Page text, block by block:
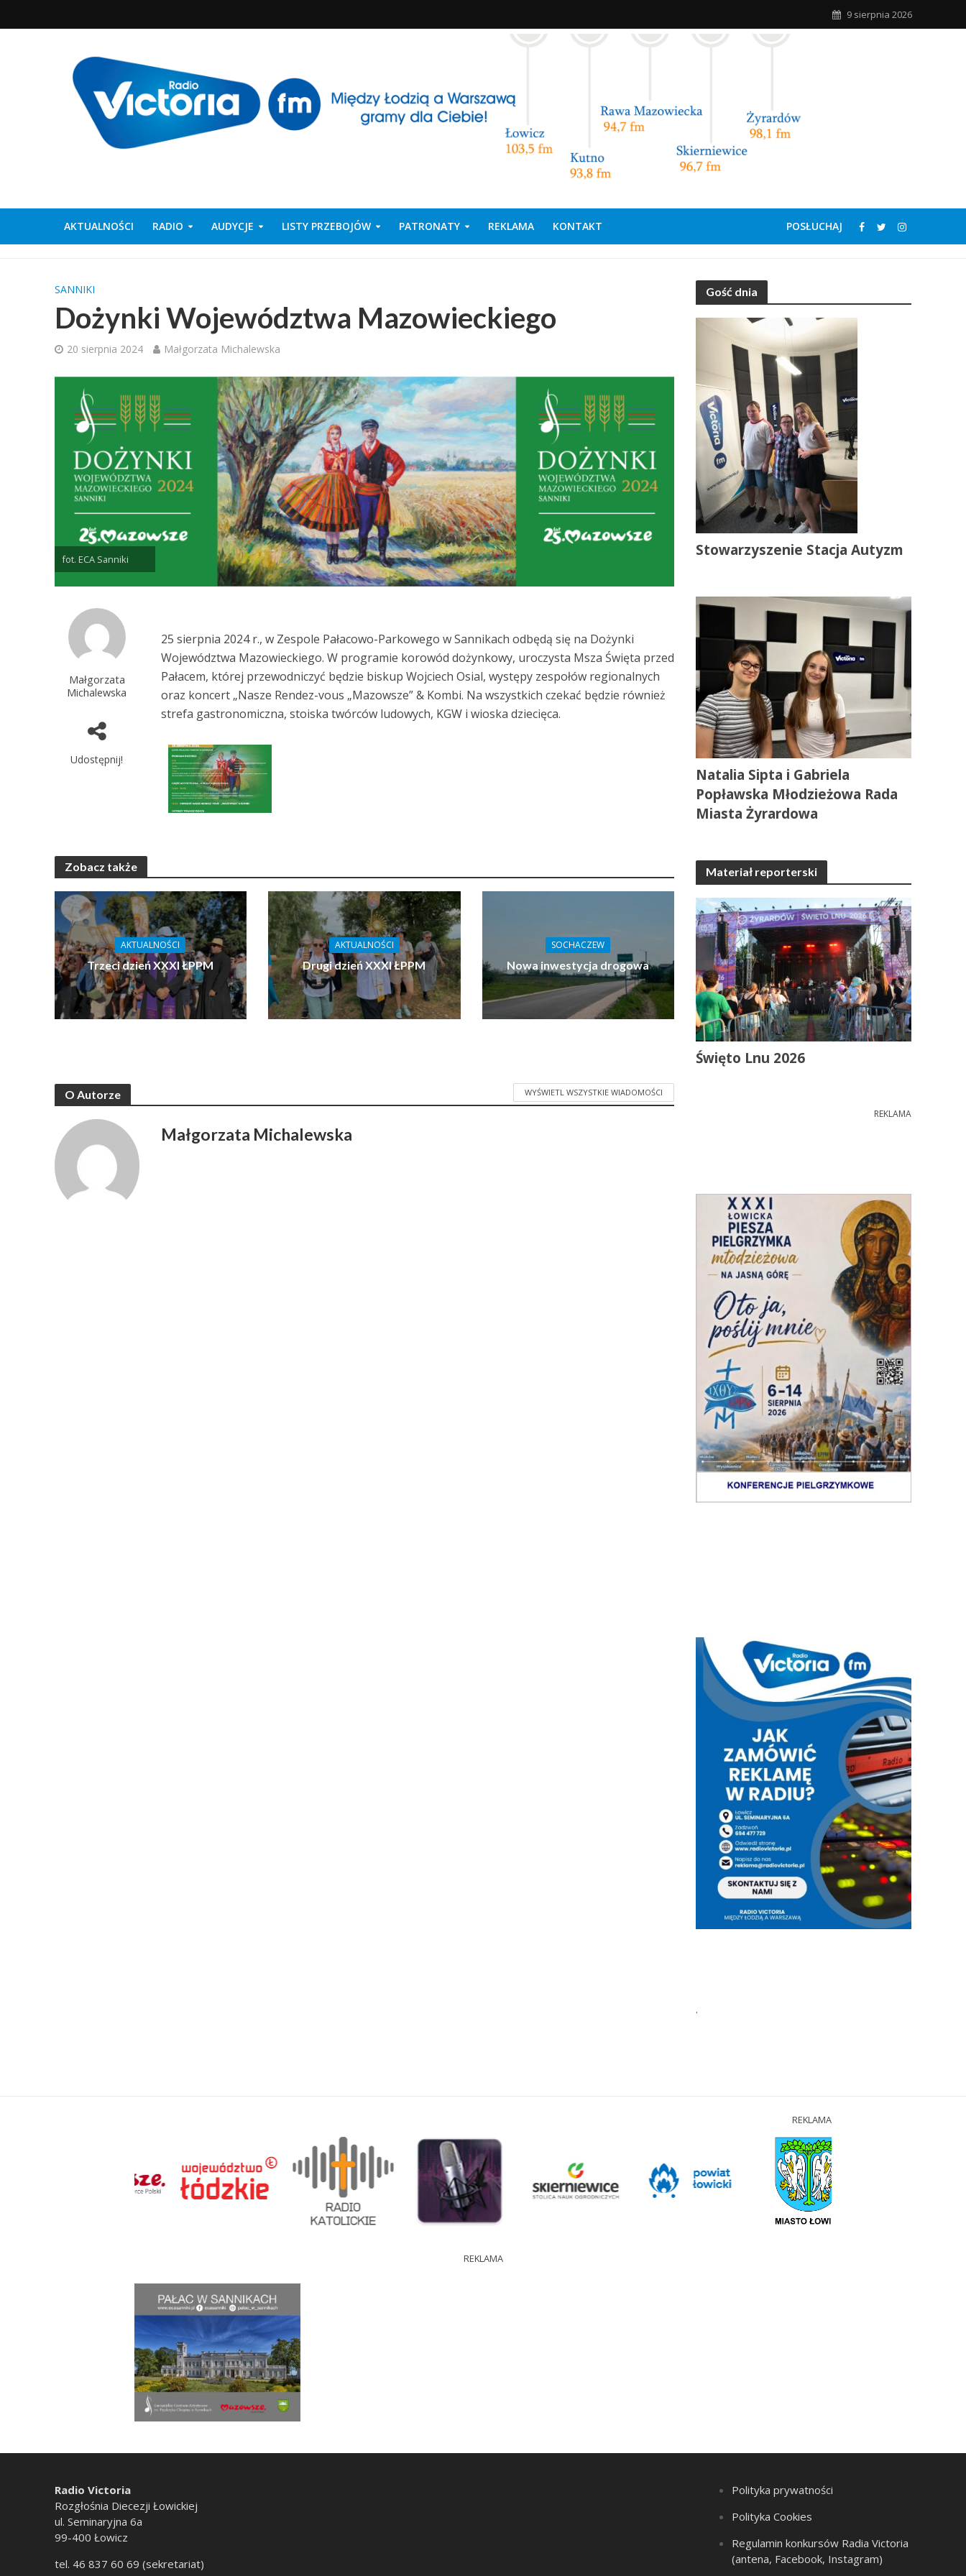
9 sierpnia 2026
AKTUALNOŚCI RADIO AUDYCJE LISTY PRZEBOJÓW PATRONATY REKLAMA KONTAKT POSŁUCHAJ
SANNIKI
Dożynki Województwa Mazowieckiego
20 sierpnia 2024 Małgorzata Michalewska
fot. ECA Sanniki
Małgorzata
Michalewska
Udostępnij!
25 sierpnia 2024 r., w Zespole Pałacowo-Parkowego w Sannikach odbędą się na Dożynki
Województwa Mazowieckiego. W programie korowód dożynkowy, uroczysta Msza Święta przed
Pałacem, której przewodniczyć będzie biskup Wojciech Osial, występy zespołów regionalnych
oraz koncert „Nasze Rendez-vous „Mazowsze” & Kombi. Na wszystkich czekać będzie również
strefa gastronomiczna, stoiska twórców ludowych, KGW i wioska dziecięca.
Zobacz także
AKTUALNOŚCI
Trzeci dzień XXXI ŁPPM
AKTUALNOŚCI
Drugi dzień XXXI ŁPPM
SOCHACZEW
Nowa inwestycja drogowa
O Autorze WYŚWIETL WSZYSTKIE WIADOMOŚCI
Małgorzata Michalewska
Gość dnia
Stowarzyszenie Stacja Autyzm
Natalia Sipta i Gabriela
Popławska Młodzieżowa Rada
Miasta Żyrardowa
Materiał reporterski
Święto Lnu 2026
REKLAMA
.
REKLAMA
REKLAMA
Radio Victoria
Rozgłośnia Diecezji Łowickiej
ul. Seminaryjna 6a
99-400 Łowicz
tel. 46 837 60 69 (sekretariat)
Polityka prywatności
Polityka Cookies
Regulamin konkursów Radia Victoria
(antena, Facebook, Instagram)